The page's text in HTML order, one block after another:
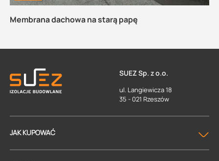
Membrana dachowa na starą papę
SUEZ Sp. z o.o.
ul. Langiewicza 18
35 - 021 Rzeszów
JAK KUPOWAĆ